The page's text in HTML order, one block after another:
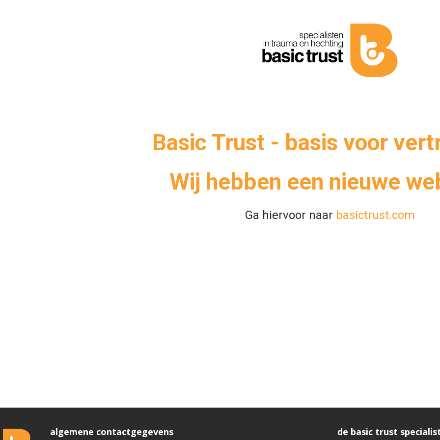
Basic Trust - basis voor
Wij hebben een nieuwe
Ga hiervoor naar basictrust.com
algemene contactgegevens de basic trust